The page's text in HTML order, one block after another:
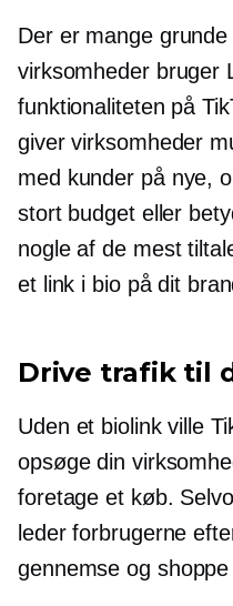
Der er mange
virksomheder bruger
funktionaliteten på
giver virksomheder
med kunder på nye,
stort budget eller
nogle af de mest
et link i bio på dit
Drive trafik til
Uden et biolink ville
opsøge din
foretage et køb.
leder forbrugerne
gennemse og